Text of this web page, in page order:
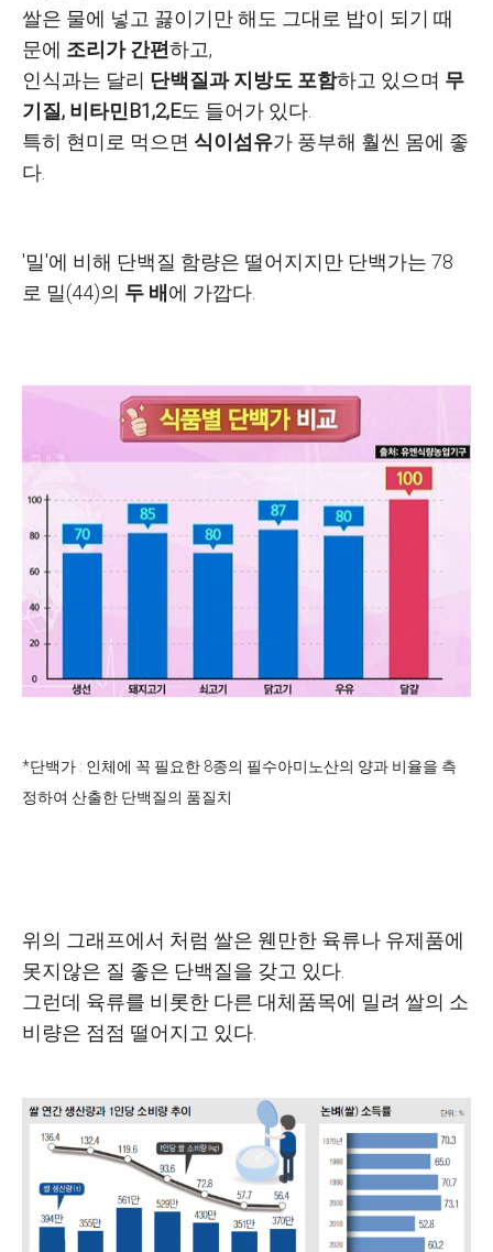
쌀은 물에 넣고 끓이기만 해도 그대로 밥이 되기 때
문에 조리가 간편하고,
인식과는 달리 단백질과 지방도 포함하고 있으며 무
기질, 비타민B1,2,E도 들어가 있다.
특히 현미로 먹으면 식이섬유가 풍부해 훨씬 몸에 좋
다.
'밀'에 비해 단백질 함량은 떨어지지만 단백가는 78
로 밀(44)의 두 배 에 가깝다.
*단백가 : 인체에 꼭 필요한 8종의 필수아미노산의 양과 비율을 측
정하여 산출한 단백질의 품질치
위의 그래프에서 처럼 쌀은 웬만한 육류나 유제품에
못지않은 질 좋은 단백질을 갖고 있다.
그런데 육류를 비롯한 다른 대체품목에 밀려 쌀의 소
비량은 점점 떨어지고 있다.